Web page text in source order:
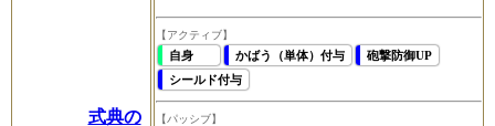
式典の
【アクティブ】
自身 かばう（単体）付与
砲撃防御UP
シールド付与
【パッシブ】